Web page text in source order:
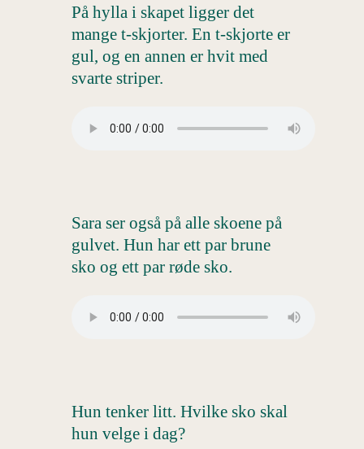
På hylla i skapet ligger det
mange t-skjorter. En t-skjorte er
gul, og en annen er hvit med
svarte striper.
Sara ser også på alle skoene på
gulvet. Hun har ett par brune
sko og ett par røde sko.
Hun tenker litt. Hvilke sko skal
hun velge i dag?